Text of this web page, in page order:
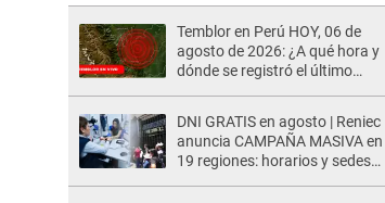
Temblor en Perú HOY, 06 de
agosto de 2026: ¿A qué hora y
dónde se registró el último
DNI GRATIS en agosto | Reniec
anuncia CAMPAÑA MASIVA en
19 regiones: horarios y sedes